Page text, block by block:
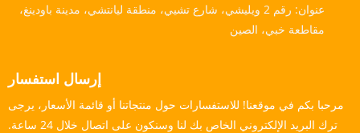
عنوان:
رقم 2 ويليشي، شارع تشيي، منطقة ليانتشي، مدينة باودينغ،
مقاطعة خبي، الصين
إرسال استفسار
مرحبا بكم في موقعنا! للاستفسارات حول منتجاتنا أو قائمة الأسعار، يرجى
ترك البريد الإلكتروني الخاص بك لنا وسنكون على اتصال خلال 24 ساعة.